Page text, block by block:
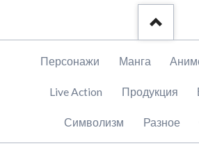
Пропустить
Персонажи Манга
Live Action Продукция
Символизм Разное